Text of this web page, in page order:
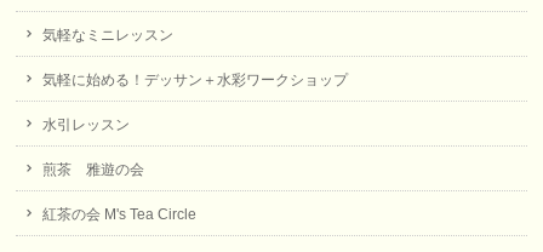
気軽なミニレッスン
気軽に始める！デッサン＋水彩ワークショップ
水引レッスン
煎茶 雅遊の会
紅茶の会 M's Tea Circle